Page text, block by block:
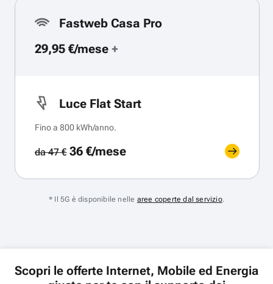
Fastweb Casa Pro
29,95 €/mese +
Luce Flat Start
Fino a 800 kWh/anno.
da 47 €36 €/mese
* Il 5G è disponibile nelle aree coperte dal servizio.
Scopri le offerte Internet, Mobile ed Energia